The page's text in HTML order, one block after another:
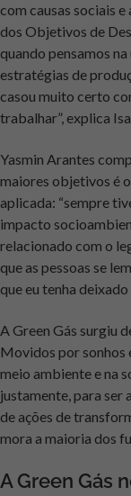
com causas sociais
dos Objetivos de
quando pensamos
estratégias de
casou muito certo
trabalhar”, explica
Yasmin Arantes
maiores objetivos é
aplicada: “sempre
impacto
relacionado com o
que as pessoas se
que eu tenha
A Green Gás surgiu
Movidos por sonhos
meio ambiente e na
justamente, para ser
de ações de
mora a maioria dos
A Green Gás